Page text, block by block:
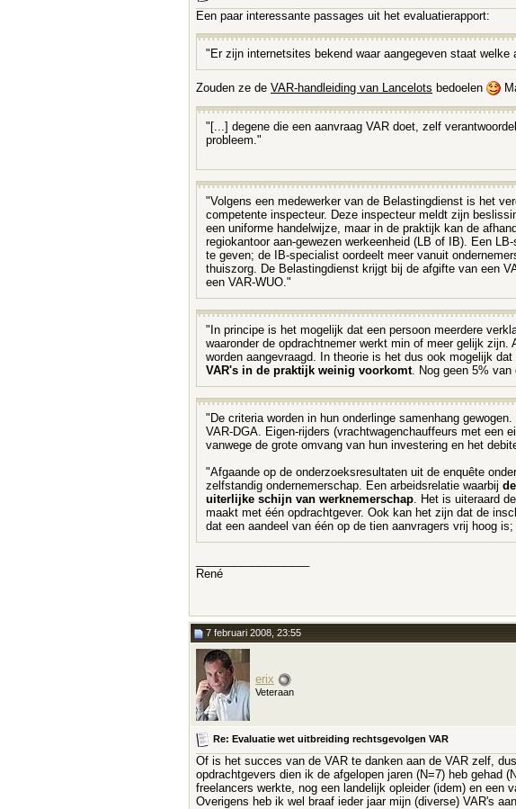
Een paar interessante passages uit het evaluatierapport:
"Er zijn internetsites bekend waar aangegeven staat
Zouden ze de VAR-handleiding van Lancelots bedoelen
"[...] degene die een aanvraag VAR doet, zelf
probleem."
"Volgens een medewerker van de Belastingdienst is het
competente inspecteur. Deze inspecteur meldt zijn
een uniforme handelwijze, maar in de praktijk kan de
regiokantoor aan-gewezen werkeenheid (LB of IB). Een
te geven; de IB-specialist oordeelt meer vanuit
thuiszorg. De Belastingdienst krijgt bij de afgifte van een
een VAR-WUO."
"In principe is het mogelijk dat een persoon meerdere
waaronder de opdrachtnemer werkt min of meer gelijk
worden aangevraagd. In theorie is het dus ook mogelijk
VAR's in de praktijk weinig voorkomt. Nog geen 5% van
"De criteria worden in hun onderlinge samenhang
VAR-DGA. Eigen-rijders (vrachtwagenchauffeurs met een
vanwege de grote omvang van hun investering en het
"Afgaande op de onderzoeksresultaten uit de enquête
zelfstandig ondernemerschap. Een arbeidsrelatie waarbij
uiterlijke schijn van werknemerschap. Het is uiteraard
maakt met één opdrachtgever. Ook kan het zijn dat de
dat een aandeel van één op de tien aanvragers vrij hoog is;
René
7 februari 2008, 23:55
erix
Veteraan
Re: Evaluatie wet uitbreiding rechtsgevolgen VAR
Of is het succes van de VAR te danken aan de VAR zelf,
opdrachtgevers dien ik de afgelopen jaren (N=7) heb gehad
freelancers werkte, nog een landelijk opleider (idem) en een
Overigens heb ik wel braaf ieder jaar mijn (diverse) VAR's